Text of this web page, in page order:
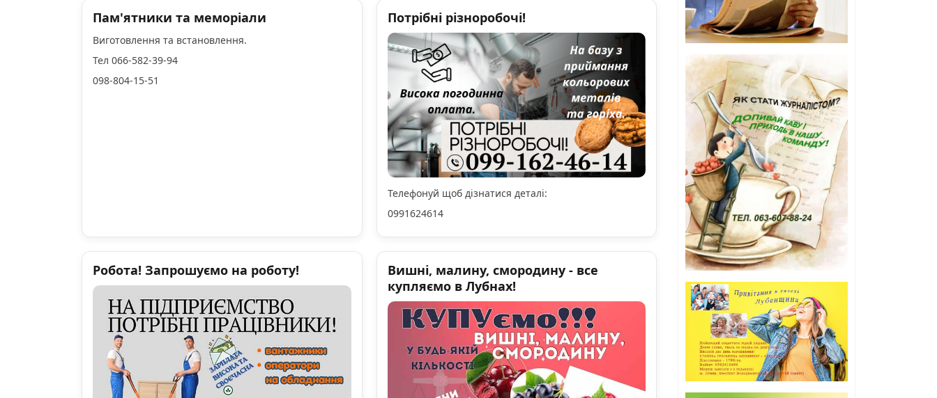
Пам'ятники та меморіали
Виготовлення та встановлення.
Тел 066-582-39-94
098-804-15-51
Потрібні різноробочі!
Телефонуй щоб дізнатися деталі:
0991624614
Робота! Запрошуємо на роботу!
Вишні, малину, смородину - все
купляємо в Лубнах!